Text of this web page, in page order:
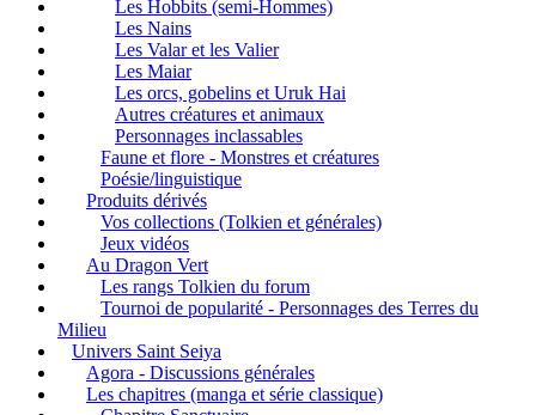
Les Hobbits (semi-Hommes)
Les Nains
Les Valar et les Valier
Les Maiar
Les orcs, gobelins et Uruk Hai
Autres créatures et animaux
Personnages inclassables
Faune et flore - Monstres et créatures
Poésie/linguistique
Produits dérivés
Vos collections (Tolkien et générales)
Jeux vidéos
Au Dragon Vert
Les rangs Tolkien du forum
Tournoi de popularité - Personnages des Terres du
Milieu
Univers Saint Seiya
Agora - Discussions générales
Les chapitres (manga et série classique)